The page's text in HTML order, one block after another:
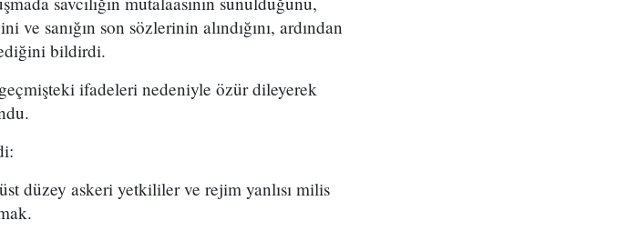
ve sanığın son sözlerinin alındığını, ardından
bildirdi.
ifadeleri nedeniyle özür dileyerek
düzey askeri yetkililer ve rejim yanlısı milis